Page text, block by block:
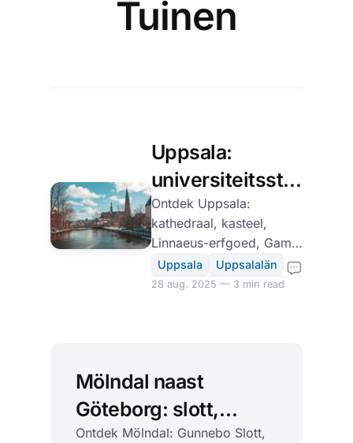
Tuinen
Uppsala:
universiteitsstad
aan de Fyrisån
met kathedraal
en Linnaeus-
tuinen
Ontdek Uppsala:
kathedraal, kasteel,
Linnaeus-erfgoed, Gamla
Uppsala en kajakken op
de Fyrisån. Tips voor
Uppsala Uppsalalän
28 aug. 2025 — 3 min read
Mölndal naast
Göteborg: slott,
watervallen en
Ontdek Mölndal: Gunnebo Slott,